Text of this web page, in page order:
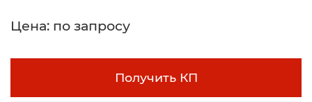
Цена: по запросу
Получить КП